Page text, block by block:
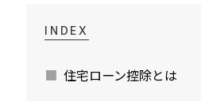
INDEX
住宅ローン控除とは